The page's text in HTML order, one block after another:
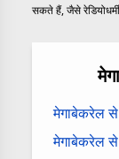
सकते हैं, जैसे
मेगाबेकरेल
मेगाबेकरेल से